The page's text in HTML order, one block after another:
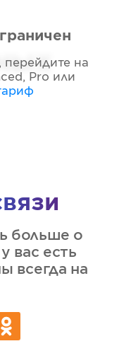
перейдите на
Pro или
больше о
вас есть
всегда на